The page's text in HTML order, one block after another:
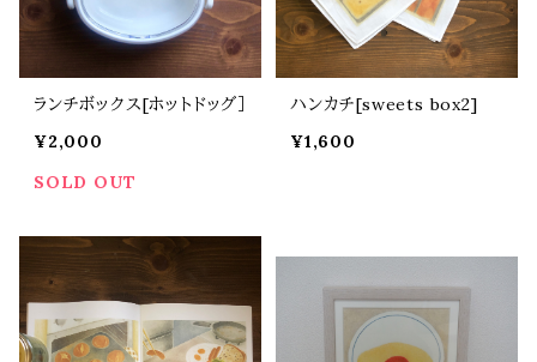
ランチボックス[ホットドッグ］
¥2,000
SOLD OUT
ハンカチ[sweets box2]
¥1,600